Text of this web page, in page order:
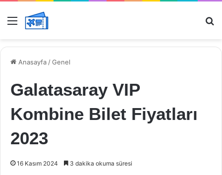
Menü
Anasayfa /Genel
Galatasaray VIP
Kombine Bilet Fiyatları
2023
16 Kasım 2024 3 dakika okuma süresi